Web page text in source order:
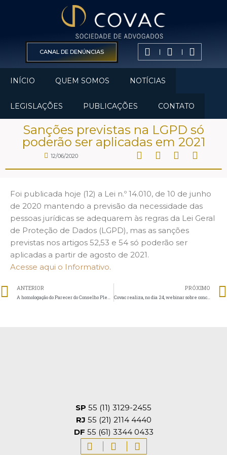
CANAL DE DENÚNCIAS
INÍCIO QUEM SOMOS NOTÍCIAS
LEGISLAÇÕES PUBLICAÇÕES CONTATO
Sanções previstas na LGPD só
poderão ser aplicadas em 2021
12/06/2020
Foi publicada hoje (12) a Lei n.º 14.010, de 10 de junho
de 2020 mantendo a previsão da necessidade das
pessoas jurídicas se adequarem às regras da Lei Geral
de Proteção de Dados (LGPD), mas as sanções
previstas nos artigos 52,53 e 54 só poderão ser
aplicadas a partir de agosto de 2021.
Acesse aqui o Informativo.
ANTERIOR PRÓXIMO
Covac realiza, no dia 24, webinar sobre conceituação e certificação de entidade beneficente
SP 55 (11) 3129-2455
RJ 55 (21) 2114 4440
DF 55 (61) 3344 0433